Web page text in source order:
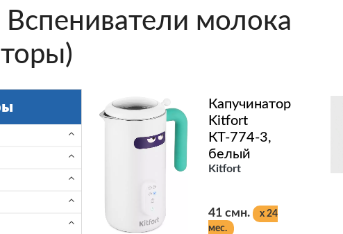
Вспениватели молока
Капучинатор
Kitfort
КТ-774-3,
белый
Kitfort
41 смн.
x 24
мес.